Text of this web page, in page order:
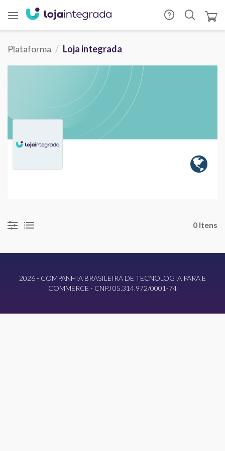
Plataforma Loja integrada
0 Itens
2026 - COMPANHIA BRASILEIRA DE TECNOLOGIA PARA E
COMMERCE - CNPJ 05.314.972/0001-74